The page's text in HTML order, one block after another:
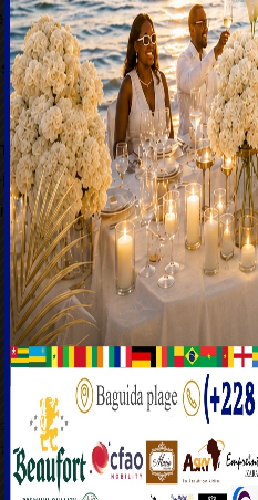
nouvelle force.
se fortifie en prison »,
être une réponse, une
à humaniser son image ou
le 10 décembre, où
des informations
à la sécurité routière. Je suis